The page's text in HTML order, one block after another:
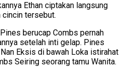
Ethan ciptakan langsung
tersebut.
berucap Combs pernah
setelah inti gelap. Pines
Eksis di bawah Loka istirahat
Seiring seorang tamu Wanita.